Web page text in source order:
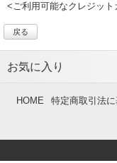
<ご利用可能なクレジット
戻る
お気に入り
HOME 特定商取引法